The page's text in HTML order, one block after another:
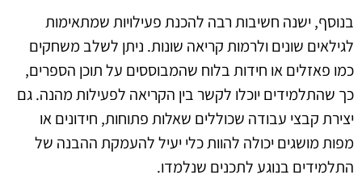
בנוסף, ישנה חשיבות רבה להכנת פעילויות שמתאימות
לגילאים שונים ולרמות קריאה שונות. ניתן לשלב משחקים
כמו פאזלים או חידות בלוח שהמבוססים על תוכן הספרים,
כך שהתלמידים יוכלו לקשר בין הקריאה לפעילות מהנה. גם
יצירת קבצי עבודה שכוללים שאלות פתוחות, חידונים או
מפות מושגים יכולה להוות כלי יעיל להעמקת ההבנה של
התלמידים בנוגע לתכנים שנלמדו.